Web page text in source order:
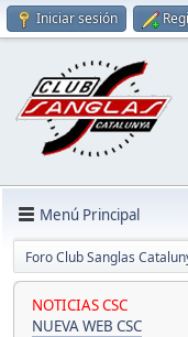
Iniciar sesión
Menú Principal
Foro Club Sanglas
NOTICIAS CSC
NUEVA WEB CSC